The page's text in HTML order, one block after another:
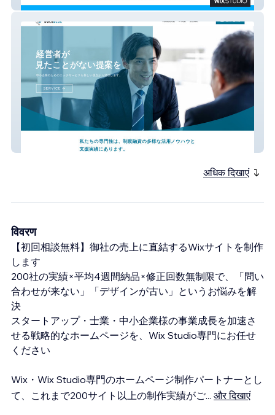
株式会社DUCKBLUE
अधिक दिखाएं
विवरण
【初回相談無料】御社の売上に直結するWixサイトを制作
します
200社の実績×平均4週間納品×修正回数無制限で、「問い
合わせが来ない」「デザインが古い」というお悩みを解
決
スタートアップ・士業・中小企業様の事業成長を加速さ
せる戦略的なホームページを、Wix Studio専門にお任せ
ください
Wix・Wix Studio専門のホームページ制作パートナーとし
て、これまで200サイト以上の制作実績がご... और दिखाएं